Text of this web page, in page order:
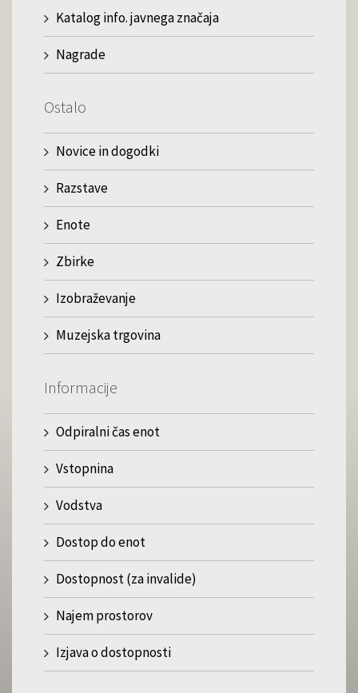
Katalog info. javnega značaja
Nagrade
Ostalo
Novice in dogodki
Razstave
Enote
Zbirke
Izobraževanje
Muzejska trgovina
Informacije
Odpiralni čas enot
Vstopnina
Vodstva
Dostop do enot
Dostopnost (za invalide)
Najem prostorov
Izjava o dostopnosti